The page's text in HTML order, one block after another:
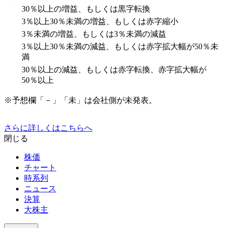
30％以上の増益、もしくは黒字転換
3％以上30％未満の増益、もしくは赤字縮小
3％未満の増益、もしくは3％未満の減益
3％以上30％未満の減益、もしくは赤字拡大幅が50％未
満
30％以上の減益、もしくは赤字転換、赤字拡大幅が
50％以上
※予想欄「－」「未」は会社側が未発表。
さらに詳しくはこちらへ
閉じる
株価
チャート
時系列
ニュース
決算
大株主